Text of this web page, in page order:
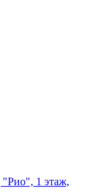
"Рио", 1 этаж,